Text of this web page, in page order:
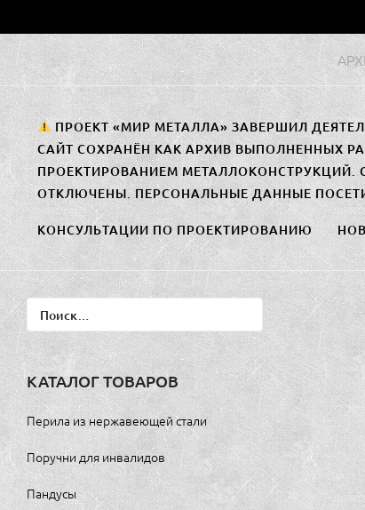
к
содержимому
ПРОЕКТ «МИР МЕТАЛЛА» ЗАВЕРШИЛ
САЙТ СОХРАНЁН КАК АРХИВ ВЫПОЛНЕННЫХ
ПРОЕКТИРОВАНИЕМ МЕТАЛЛОКОНСТРУКЦИЙ.
ОТКЛЮЧЕНЫ. ПЕРСОНАЛЬНЫЕ ДАННЫЕ
КОНСУЛЬТАЦИИ ПО ПРОЕКТИРОВАНИЮ
Найти:
КАТАЛОГ ТОВАРОВ
Перила из нержавеющей стали
Поручни для инвалидов
Пандусы